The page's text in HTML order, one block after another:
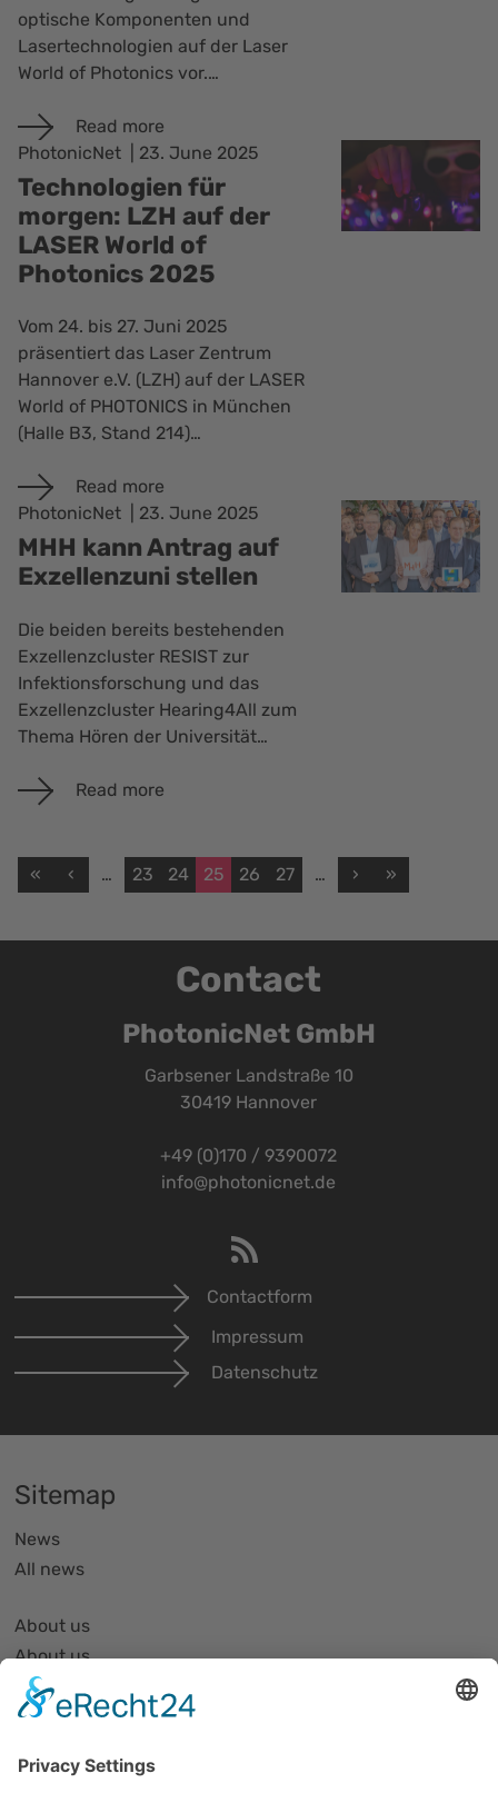
optische Komponenten und
Lasertechnologien auf der Laser
World of Photonics vor.…
Read more
PhotonicNet
23. June 2025
Technologien für
morgen: LZH auf der
LASER World of
Photonics 2025
Vom 24. bis 27. Juni 2025
präsentiert das Laser Zentrum
Hannover e.V. (LZH) auf der LASER
World of PHOTONICS in München
(Halle B3, Stand 214)…
Read more
PhotonicNet
23. June 2025
MHH kann Antrag auf
Exzellenzuni stellen
Die beiden bereits bestehenden
Exzellenzcluster RESIST zur
Infektionsforschung und das
Exzellenzcluster Hearing4All zum
Thema Hören der Universität…
Read more
« ‹ … 23 24 25 26 27 … › »
Contact
PhotonicNet GmbH
Garbsener Landstraße 10
30419 Hannover
+49 (0)170 / 9390072
info@photonicnet.de
Contactform
Impressum
Datenschutz
Sitemap
News
All news
About us
About us
Organization and Structure
Partner list and partner profiles